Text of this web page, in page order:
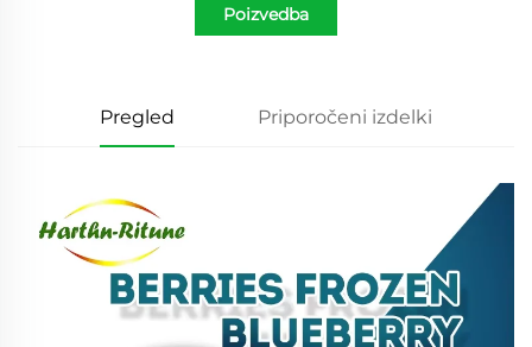
Poizvedba
Pregled Priporočeni izdelki